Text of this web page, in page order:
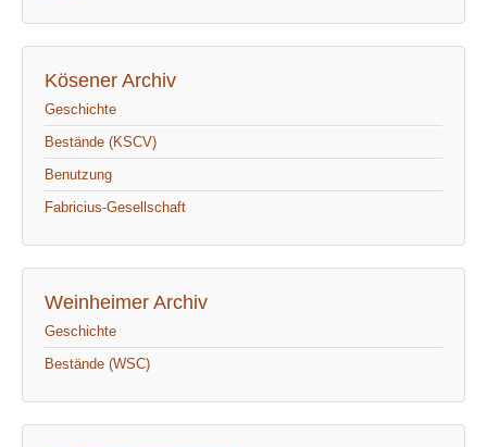
Kösener Archiv
Geschichte
Bestände (KSCV)
Benutzung
Fabricius-Gesellschaft
Weinheimer Archiv
Geschichte
Bestände (WSC)